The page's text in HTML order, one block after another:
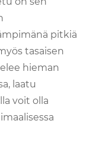
pitkiä
tasaisen
hieman
laatu
voit olla